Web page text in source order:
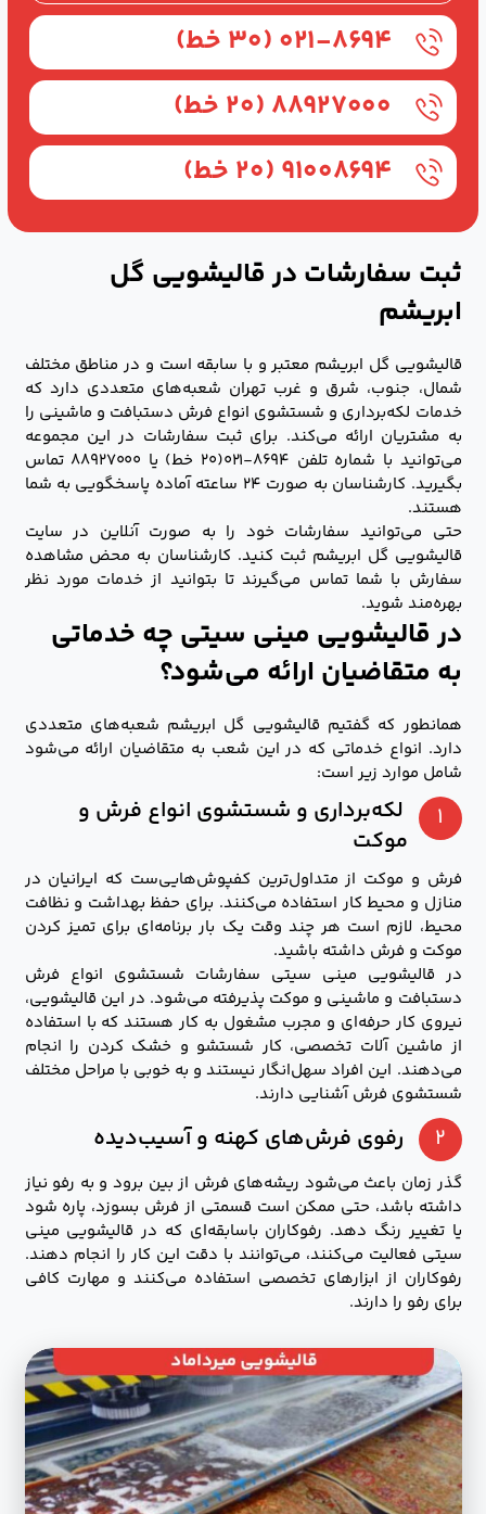
۰۲۱-۸۶۹۴ (۳۰ خط)
۸۸۹۲۷۰۰۰ (۲۰ خط)
۹۱۰۰۸۶۹۴ (۲۰ خط)
ثبت سفارشات در قالیشویی گل
ابریشم
قالیشویی گل ابریشم معتبر و با سابقه است و در مناطق مختلف
شمال، جنوب، شرق و غرب تهران شعبه‌های متعددی دارد که
خدمات لکه‌برداری و شستشوی انواع فرش دستبافت و ماشینی را
به مشتریان ارائه می‌کند. برای ثبت سفارشات در این مجموعه
می‌توانید با شماره تلفن ۸۶۹۴-۰۲۱(۲۰ خط) یا ۸۸۹۲۷۰۰۰ تماس
بگیرید. کارشناسان به صورت ۲۴ ساعته آماده پاسخگویی به شما
هستند.
حتی می‌توانید سفارشات خود را به صورت آنلاین در سایت
قالیشویی گل ابریشم ثبت کنید. کارشناسان به محض مشاهده
سفارش با شما تماس می‌گیرند تا بتوانید از خدمات مورد نظر
بهره‌مند شوید.
در قالیشویی مینی سیتی چه خدماتی
به متقاضیان ارائه می‌شود؟
همانطور‌ که گفتیم قالیشویی گل ابریشم شعبه‌های متعددی
دارد. انواع خدماتی که در این شعب به متقاضیان ارائه می‌شود
شامل موارد زیر است:
۱
لکه‌برداری و شستشوی انواع فرش و
موکت
فرش و موکت از متداول‌ترین کفپوش‌هایی‌ست که ایرانیان در
منازل و محیط کار استفاده می‌کنند. برای حفظ بهداشت و نظافت
محیط، لازم است هر چند وقت یک بار برنامه‌ای برای تمیز کردن
موکت و فرش داشته باشید.
در قالیشویی مینی سیتی سفارشات شستشوی انواع فرش
دستبافت و ماشینی و موکت پذیرفته می‌شود. در این قالیشویی،
نیروی کار حرفه‌ای و مجرب مشغول به کار هستند که با استفاده
از ماشین آلات تخصصی، کار شستشو و خشک کردن را انجام
می‌دهند. این افراد سهل‌انگار نیستند و به خوبی با مراحل مختلف
شستشوی فرش آشنایی دارند.
۲ رفوی فرش‌های کهنه و آسیب‌دیده
گذر زمان باعث می‌شود ریشه‌های فرش از بین برود و به رفو نیاز
داشته باشد، حتی ممکن است قسمتی از فرش بسوزد، پاره شود
یا تغییر رنگ دهد. رفوکاران باسابقه‌ای که در قالیشویی مینی
سیتی فعالیت می‌کنند، می‌توانند با دقت این کار را انجام دهند.
رفوکاران از ابزارهای تخصصی استفاده می‌کنند و مهارت کافی
برای رفو را دارند.